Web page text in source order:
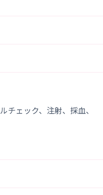
ェック、注射、採血、